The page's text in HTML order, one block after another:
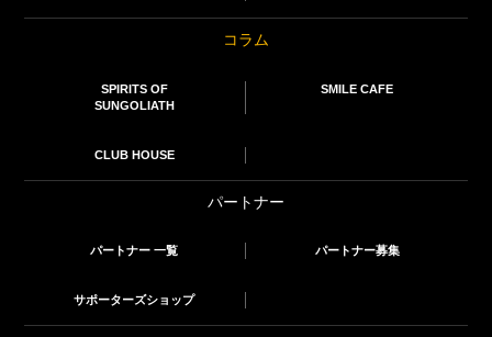
コラム
SPIRITS OF
SUNGOLIATH
SMILE CAFE
CLUB HOUSE
パートナー
パートナー 一覧 パートナー募集
サポーターズショップ